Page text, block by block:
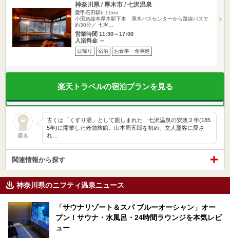
神奈川県 / 厚木市 / 七沢温泉
愛甲石田駅6.11km
小田急線本厚木駅下車 厚木バスセンターから路線バスで
約30分／ 七沢…
営業時間 11:30～17:00
入浴料金 ～
日帰り 宿泊 お食事・食事処
楽天トラベルの宿泊プランを見る
匿名
古くは「くすり湯」として親しまれた、七沢温泉の安政２年(185
5年)に開業した老舗旅館。山本周五郎を初め、文人墨客に愛さ
れ…
関連情報から探す
神奈川県のニフティ温泉ニュース
「サウナリゾート＆スパ ブルーオーシャン」オー
プン！サウナ・水風呂・24時間ラウンジを本気レビ
ュー